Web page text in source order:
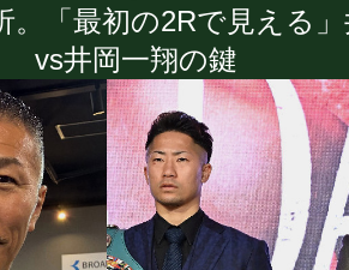
。「最初の2Rで見える
vs井岡一翔の鍵